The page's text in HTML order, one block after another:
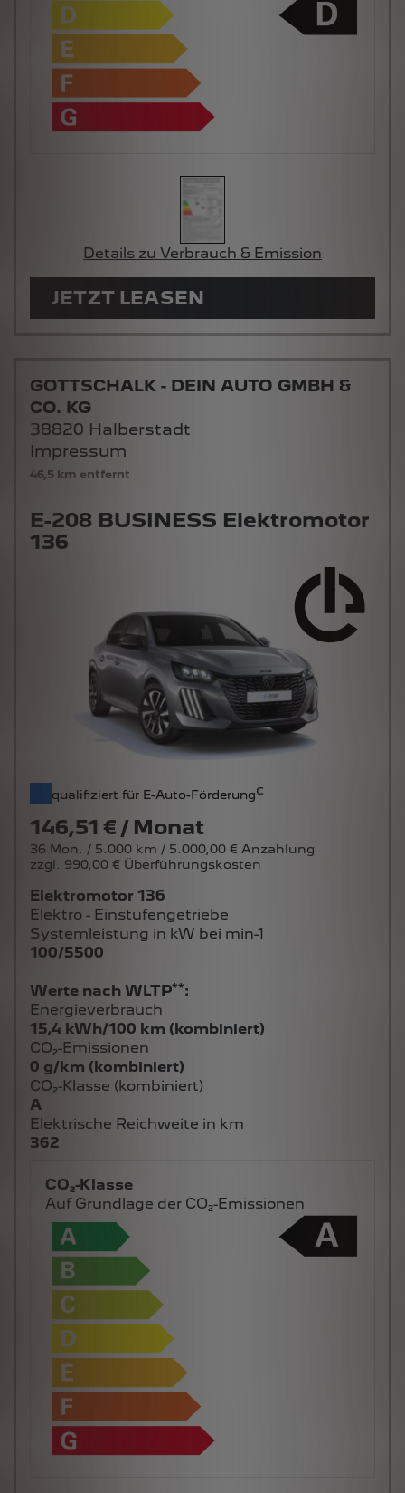
Details zu Verbrauch & Emission
JETZT LEASEN
46,5 km entfernt
E-208 BUSINESS Elektromotor
136
qualifiziert für E-Auto-Förderungc
146,51 € / Monat
36 Mon. / 5.000 km / 5.000,00 € Anzahlung
zzgl. 990,00 € Überführungskosten
GOTTSCHALK - DEIN AUTO GMBH &
CO. KG
38820 Halberstadt
Impressum
Elektromotor 136
Elektro - Einstufengetriebe
Systemleistung in kW bei min-1
100/5500
Werte nach WLTP**:
Energieverbrauch
15,4 kWh/100 km (kombiniert)
CO₂-Emissionen
0 g/km (kombiniert)
CO₂-Klasse (kombiniert)
A
Elektrische Reichweite in km
362
CO₂-Klasse
Auf Grundlage der CO₂-Emissionen